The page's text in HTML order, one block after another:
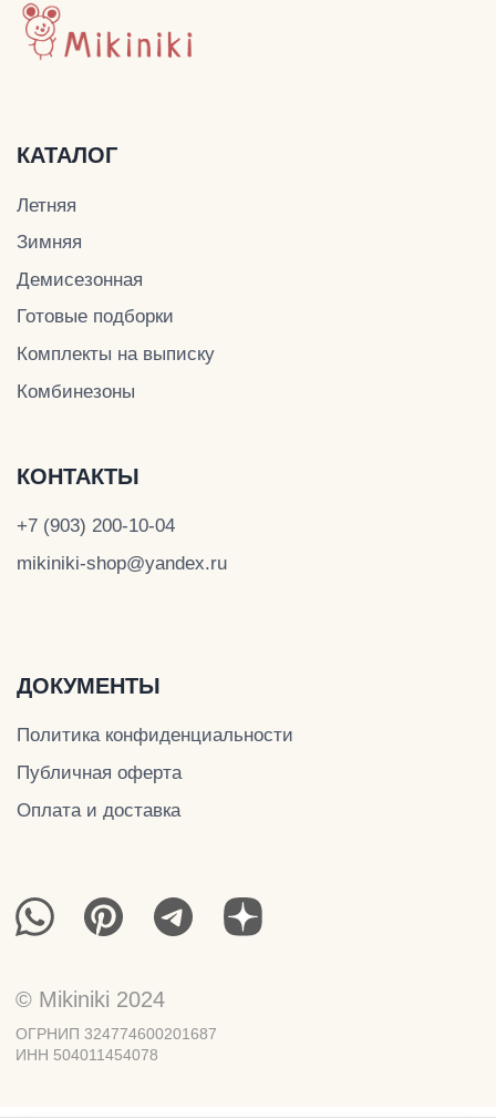
© Mikiniki 2024